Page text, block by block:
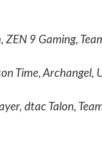
ZEN 9 Gaming,
Time, Archangel,
dtac Talon,